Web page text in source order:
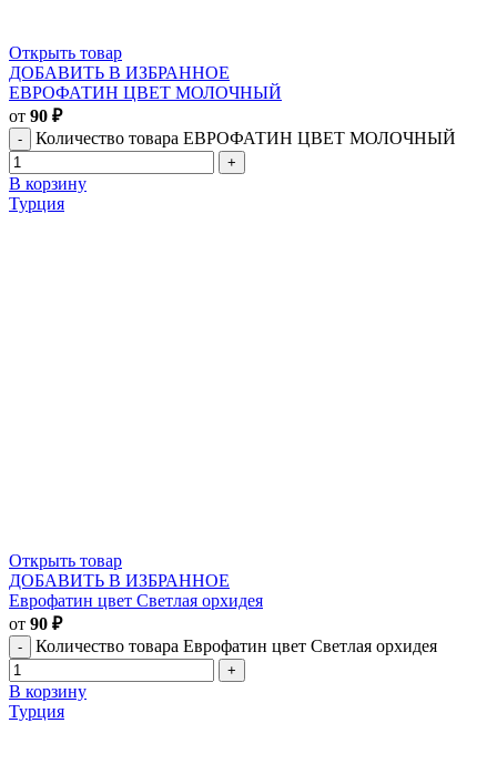
Открыть товар
ДОБАВИТЬ В ИЗБРАННОЕ
ЕВРОФАТИН ЦВЕТ МОЛОЧНЫЙ
от 90 ₽
Количество товара ЕВРОФАТИН ЦВЕТ МОЛОЧНЫЙ
В корзину
Турция
Открыть товар
ДОБАВИТЬ В ИЗБРАННОЕ
Еврофатин цвет Светлая орхидея
от 90 ₽
Количество товара Еврофатин цвет Светлая орхидея
В корзину
Турция